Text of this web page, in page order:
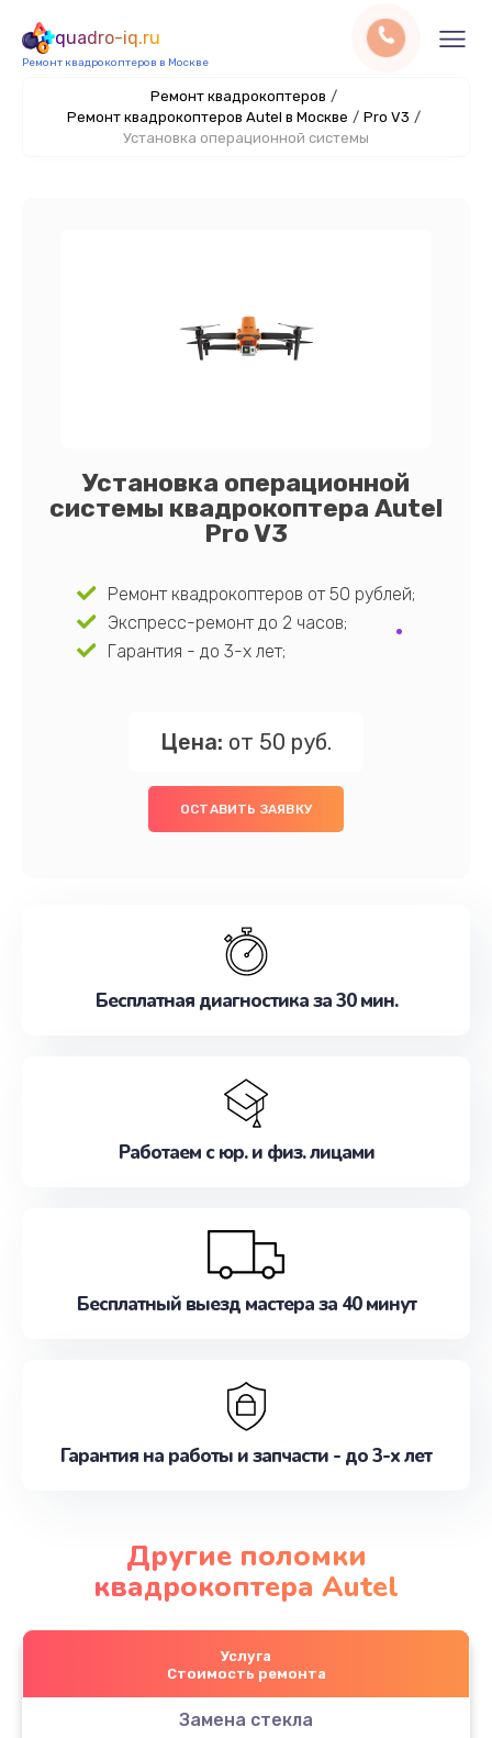
quadro-iq.ru
Ремонт квадрокоптеров в Москве
Ремонт квадрокоптеров /
Ремонт квадрокоптеров Autel в Москве / Pro V3 /
Установка операционной системы
Установка операционной
системы квадрокоптера Autel
Pro V3
Ремонт квадрокоптеров от 50 рублей;
Экспресс-ремонт до 2 часов;
Гарантия - до 3-х лет;
Цена: от 50 руб.
ОСТАВИТЬ ЗАЯВКУ
Бесплатная диагностика за 30 мин.
Работаем с юр. и физ. лицами
Бесплатный выезд мастера за 40 минут
Гарантия на работы и запчасти - до 3-х лет
Другие поломки
квадрокоптера Autel
Услуга
Стоимость ремонта
Замена стекла